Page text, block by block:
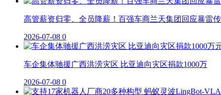
高管薪资归零、全员降薪！百强车商兰天集团回应暴雷
2026-07-08 0
车企集体驰援广西洪涝灾区 比亚迪向灾区捐款1000万
2026-07-08 0